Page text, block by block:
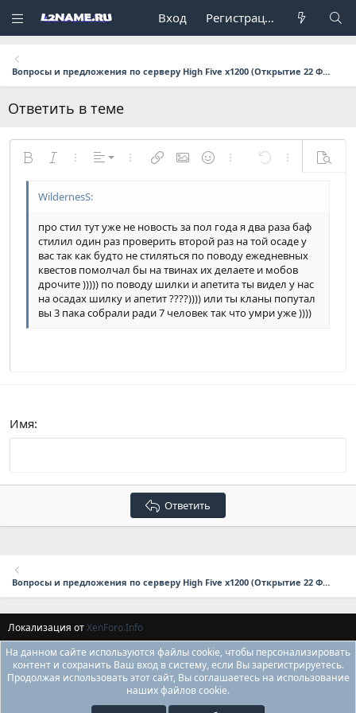
Вход Регистрация
Вопросы и предложения по серверу High Five x1200 (Открытие 22 Февраля в 17:00 мск.)
Ответить в теме
ЖирныйКурсивДополнительно...
Выравнивание
По левому краю
Выравнивание текста
Дополнительно...
Вставить ссылку
Вставить изображение
СмайлыДополнительно...
Отменить
Размер шрифта
9
12
15
18
22
Цвет текста
Шрифт
Courier New
Georgia
Tahoma
Times New Roman
Формат параграфа
Обычный
Заголовок 2
Заголовок 3
ЦитатаМедиаВставить таблицу
Повторить
Переключить режим работы редактора
Удалить форматирование
про стил тут уже не новость за пол года я два раза баф
стилил один раз проверить второй раз на той осаде у
вас так как будто не стиляться по поводу ежедневных
квестов помолчал бы на твинах их делаете и мобов
дрочите ))))) по поводу шилки и апетита ты видел у нас
на осадах шилку и апетит ????)))) или ты кланы попутал
вы 3 пака собрали ради 7 человек так что умри уже ))))
Имя
Ответить
Вопросы и предложения по серверу High Five x1200 (Открытие 22 Февраля в 17:00 мск.)
Локализация отXenForo.Info
На данном сайте используются файлы cookie, чтобы персонализировать
контент и сохранить Ваш вход в систему, если Вы зарегистрируетесь.
Продолжая использовать этот сайт, Вы соглашаетесь на использование
наших файлов cookie.